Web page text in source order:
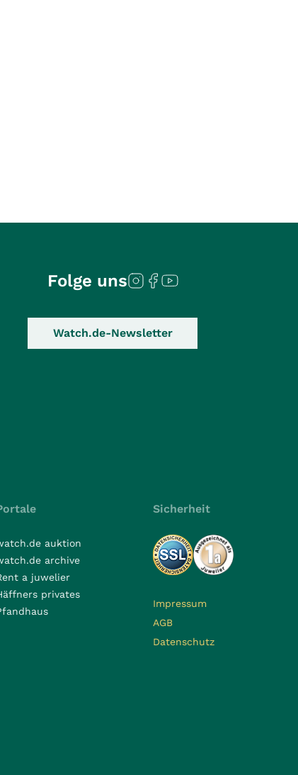
Folge uns
Watch.de-Newsletter
auktion
archive
a juwelier
privates
Sicherheit
Impressum
AGB
Datenschutz